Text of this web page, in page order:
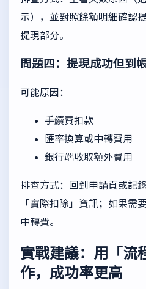
示），並對照餘額明細確認
提現部分。
問題四：提現成功但到
可能原因：
手續費扣款
匯率換算或中轉費用
銀行端收取額外費用
排查方式：回到申請頁或記
「實際扣除」資訊；如果需
中轉費。
實戰建議：用「流
作，成功率更高